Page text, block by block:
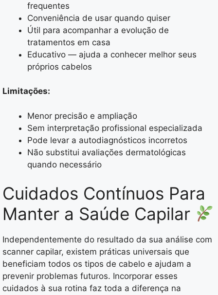
frequentes
Conveniência de usar quando quiser
Útil para acompanhar a evolução de
tratamentos em casa
Educativo — ajuda a conhecer melhor seus
próprios cabelos
Limitações:
Menor precisão e ampliação
Sem interpretação profissional especializada
Pode levar a autodiagnósticos incorretos
Não substitui avaliações dermatológicas
quando necessário
Cuidados Contínuos Para
Manter a Saúde Capilar
Independentemente do resultado da sua análise com
scanner capilar, existem práticas universais que
beneficiam todos os tipos de cabelo e ajudam a
prevenir problemas futuros. Incorporar esses
cuidados à sua rotina faz toda a diferença na